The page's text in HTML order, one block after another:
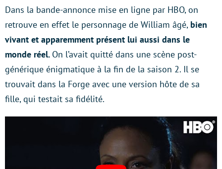
Dans la bande-annonce mise en ligne par HBO, on
retrouve en effet le personnage de William âgé, bien
vivant et apparemment présent lui aussi dans le
monde réel. On l’avait quitté dans une scène post-
générique énigmatique à la fin de la saison 2. Il se
trouvait dans la Forge avec une version hôte de sa
fille, qui testait sa fidélité.